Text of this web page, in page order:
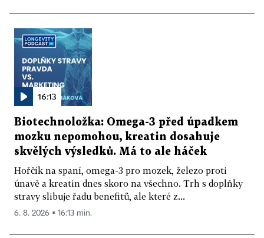
16:13
Biotechnoložka: Omega-3 před úpadkem
mozku nepomohou, kreatin dosahuje
skvělých výsledků. Má to ale háček
Hořčík na spaní, omega-3 pro mozek, železo proti
únavě a kreatin dnes skoro na všechno. Trh s doplňky
stravy slibuje řadu benefitů, ale které z...
6. 8. 2026 ▪ 16:13 min.